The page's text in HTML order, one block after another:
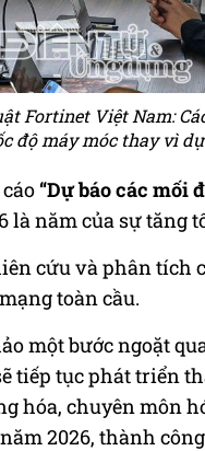
Fortinet Việt Nam:
độ máy móc thay vì
“Dự báocác mối
năm của sự tăng
cứu và phân tích
toàn cầu.
một bước ngoặt
tiếp tục phát triển
hóa, chuyên môn
2026, thành